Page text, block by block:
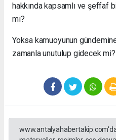
hakkında kapsamlı ve şeffaf
mi?
Yoksa kamuoyunun
zamanla unutulup gidecek mi?